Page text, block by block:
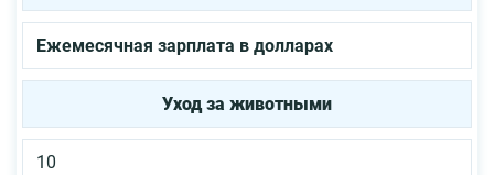
Ежемесячная зарплата в долларах
Уход за животными
10